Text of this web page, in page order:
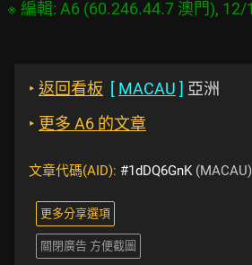
‣ 返回看板 [ MACAU ] 亞洲
‣ 更多 A6 的文章
文章代碼(AID): #1dDQ6GnK(MACAU)
更多分享選項
關閉廣告 方便截圖